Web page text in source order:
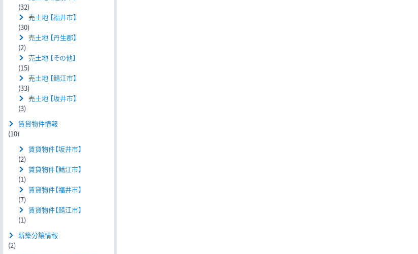
(32)
売土地 【福井市】
(30)
売土地 【丹生郡】
(2)
売土地 【その他】
(15)
売土地 【鯖江市】
(33)
売土地 【坂井市】
(3)
賃貸物件情報
(10)
賃貸物件【坂井市】
(2)
賃貸物件【鯖江市】
(1)
賃貸物件【福井市】
(7)
賃貸物件【鯖江市】
(1)
新築分譲情報
(2)